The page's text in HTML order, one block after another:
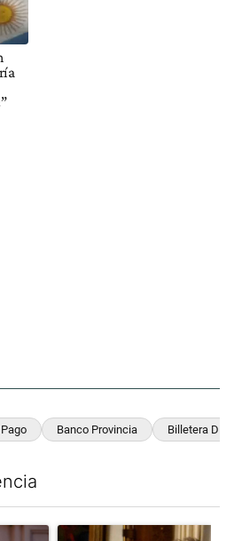
Banco Provincia Billetera
con el título "Las incosistencias de
Un artículo de tendencia con